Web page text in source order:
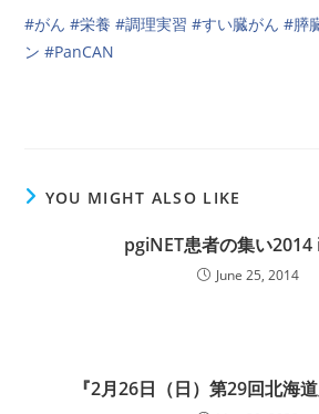
#がん #栄養 #調理実習 #すい臓がん #膵
ン #PanCAN
YOU MIGHT ALSO LIKE
pgiNET患者の集い2014
June 25, 2014
『2月26日（日）第29回北海